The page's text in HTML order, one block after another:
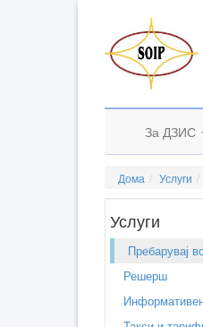
За ДЗИС
Дома Услуги
Услуги
Пребарувај
Решерш